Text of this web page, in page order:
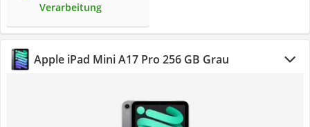
Verarbeitung
Apple iPad Mini A17 Pro 256 GB Grau